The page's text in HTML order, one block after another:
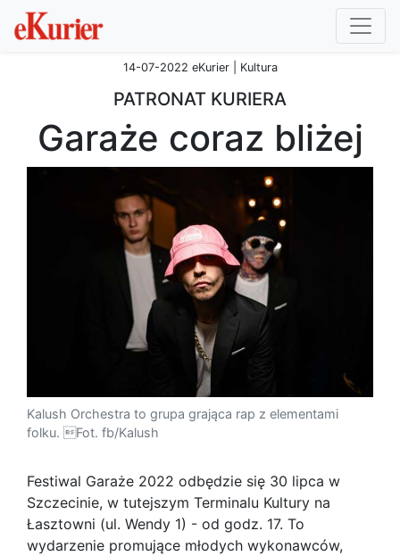
14-07-2022 eKurier | Kultura
PATRONAT KURIERA
Garaże coraz bliżej
Kalush Orchestra to grupa grająca rap z elementami
folku. Fot. fb/Kalush
Festiwal Garaże 2022 odbędzie się 30 lipca w
Szczecinie, w tutejszym Terminalu Kultury na
Łasztowni (ul. Wendy 1) - od godz. 17. To
wydarzenie promujące młodych wykonawców,